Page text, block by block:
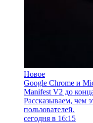
Новое
Google Chrome и
Manifest V2 до
Рассказываем, чем
пользователей.
сегодня в 16:15